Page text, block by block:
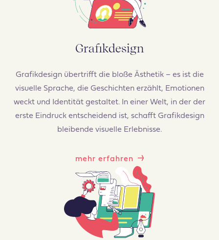
Grafikdesign
Grafikdesign übertrifft die bloße Ästhetik – es ist die
visuelle Sprache, die Geschichten erzählt, Emotionen
weckt und Identität gestaltet. In einer Welt, in der der
erste Eindruck entscheidend ist, schafft Grafikdesign
bleibende visuelle Erlebnisse.
mehr erfahren